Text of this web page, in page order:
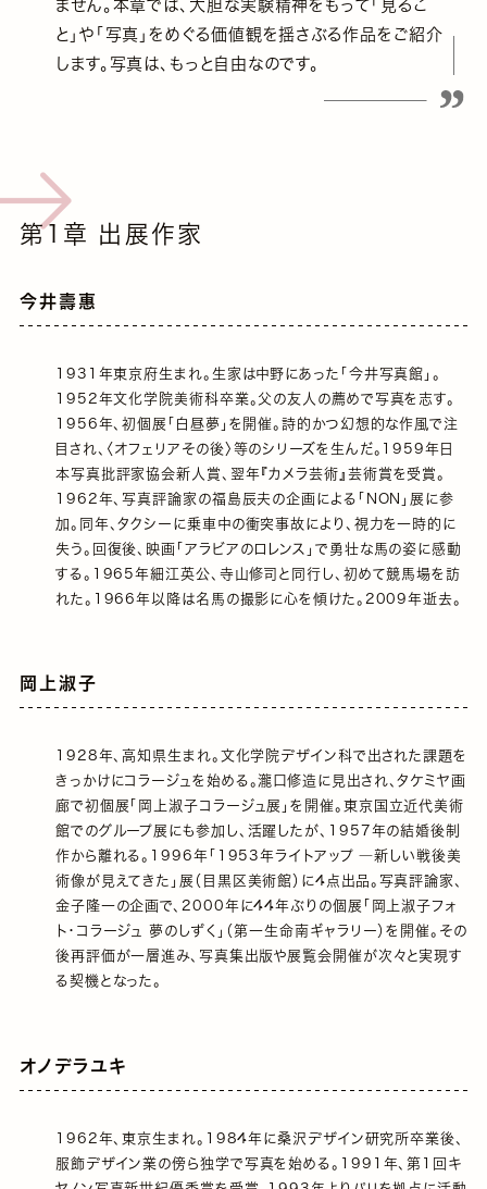
ません。本章では、大胆な実験精神をもって「見るこ
と」や「写真」をめぐる価値観を揺さぶる作品をご紹介
します。写真は、もっと自由なのです。
第1章 出展作家
今井壽惠
1931年東京府生まれ。生家は中野にあった「今井写真館」。
1952年文化学院美術科卒業。父の友人の薦めで写真を志す。
1956年、初個展「白昼夢」を開催。詩的かつ幻想的な作風で注
目され、〈オフェリアその後〉等のシリーズを生んだ。1959年日
本写真批評家協会新人賞、翌年『カメラ芸術』芸術賞を受賞。
1962年、写真評論家の福島辰夫の企画による「NON」展に参
加。同年、タクシーに乗車中の衝突事故により、視力を一時的に
失う。回復後、映画「アラビアのロレンス」で勇壮な馬の姿に感動
する。1965年細江英公、寺山修司と同行し、初めて競馬場を訪
れた。1966年以降は名馬の撮影に心を傾けた。2009年逝去。
岡上淑子
1928年、高知県生まれ。文化学院デザイン科で出された課題を
きっかけにコラージュを始める。瀧口修造に見出され、タケミヤ画
廊で初個展「岡上淑子コラージュ展」を開催。東京国立近代美術
館でのグループ展にも参加し、活躍したが、1957年の結婚後制
作から離れる。1996年「1953年ライトアップ ―新しい戦後美
術像が見えてきた」展（目黒区美術館）に4点出品。写真評論家、
金子隆一の企画で、2000年に44年ぶりの個展「岡上淑子フォ
ト・コラージュ 夢のしずく」（第一生命南ギャラリー）を開催。その
後再評価が一層進み、写真集出版や展覧会開催が次々と実現す
る契機となった。
オノデラユキ
1962年、東京生まれ。1984年に桑沢デザイン研究所卒業後、
服飾デザイン業の傍ら独学で写真を始める。1991年、第1回キ